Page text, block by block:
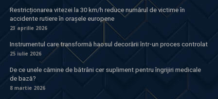
Restricționarea vitezei la 30 km/h reduce numărul de victime în
accidente rutiere în orașele europene
23 aprilie 2026
Instrumentul care transformă haosul decorării într-un proces controlat
25 iulie 2026
De ce unele cămine de bătrâni cer supliment pentru îngrijiri medicale
de bază?
8 martie 2026